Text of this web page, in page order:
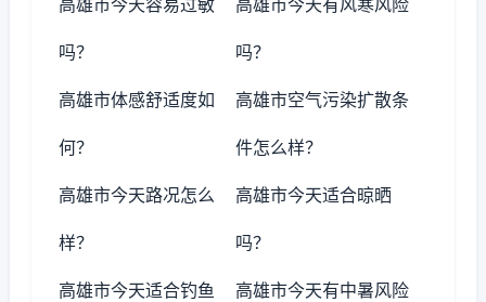
高雄市今天容易过敏
吗？
高雄市今天有风寒风险
吗？
高雄市体感舒适度如
何？
高雄市空气污染扩散条
件怎么样？
高雄市今天路况怎么
样？
高雄市今天适合晾晒
吗？
高雄市今天适合钓鱼 高雄市今天有中暑风险